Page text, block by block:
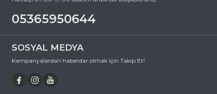
05365950644
SOSYAL MEDYA
Kampanyalardan haberdar olmak için Takip Et!